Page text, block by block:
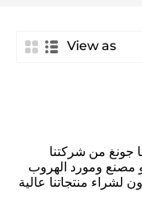
View as
جونغ من شركتنا
مصنع ومورد الهروب
منتجاتنا عالية